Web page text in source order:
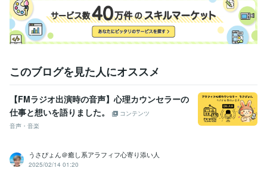
経験職種
営業 / 個人営業 経験年数 : 25年
カスタマーサポート・カスタマーサクセス / カスタマーサポート・ヘ
ルプデスク
経験年数 : 18年
職歴
印刷・ウェブマーケティング会社 1993年3月 ~ 現在
株式会社リクルート 1991年3月 ~ 1993年2月
達成おすすめユーザー第１位（アドバイザー/カウンセラー
このブログを見た人にオススメ
【FMラジオ出演時の音声】心理カウンセラーの
仕事と想いを語りました。
コンテンツ
音声・音楽
うさぴょん＠癒し系アラフィフ心寄り添い人
2025/02/14 01:20